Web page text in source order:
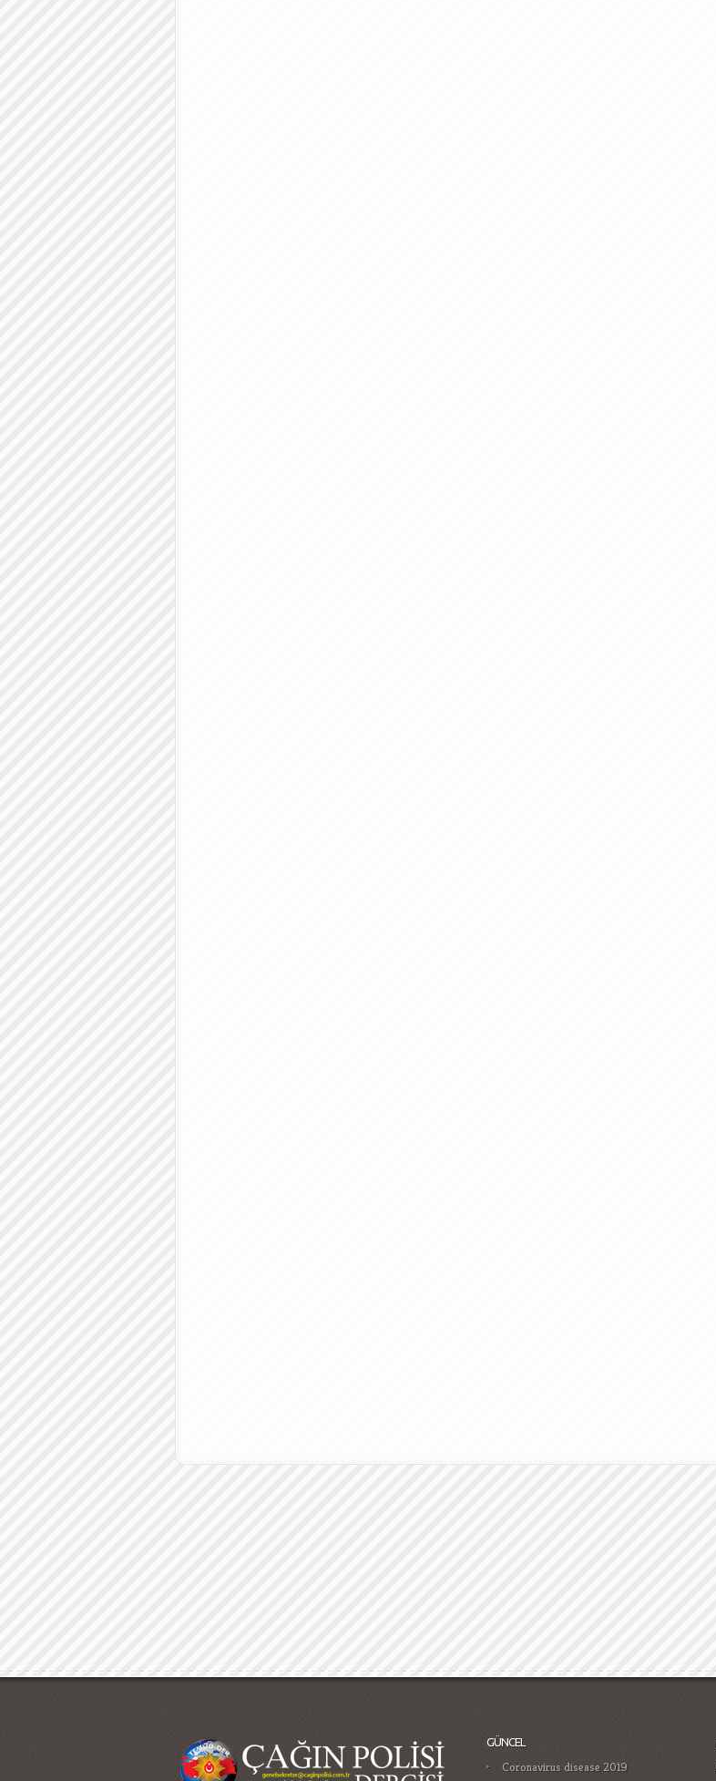
Çağın Polisi
Gamificatie in gokken trends die je